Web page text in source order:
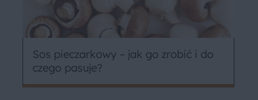
Sos pieczarkowy – jak go zrobić i do
czego pasuje?